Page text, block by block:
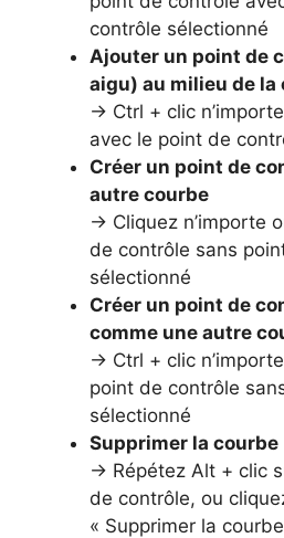
contrôle sélectionné
Ajouter un point de
aigu) au milieu de la
→ Ctrl + clic
avec le point de
Créer un point de
autre courbe
→ Cliquez n’importe
de contrôle sans
sélectionné
Créer un point de
comme une autre
→ Ctrl + clic
point de contrôle
sélectionné
Supprimer la courbe
→ Répétez Alt + clic
de contrôle, ou
« Supprimer la